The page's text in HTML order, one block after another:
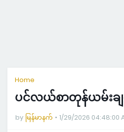
Home
ပင်လယ်စာတုန်ယမ်းခ
by မြန်မာနက် 1/29/2026 04:48:00